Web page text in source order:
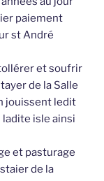
paiement
st André
et soufrir
de la Salle
jouissent ledit
isle ainsi
et pasturage
de la